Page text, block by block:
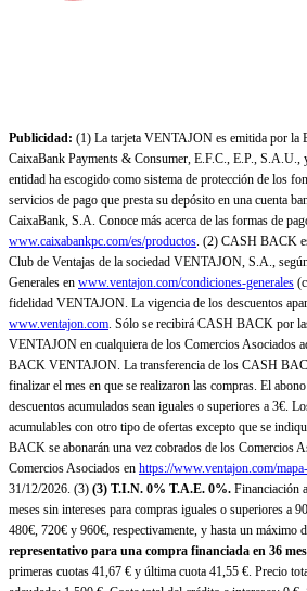
Publicidad: (1) La tarjeta VENTAJON es emitida por la
CaixaBank Payments & Consumer, E.F.C., E.P., S.A.U.,
entidad ha escogido como sistema de protección de los
servicios de pago que presta su depósito en una cuenta
CaixaBank, S.A. Conoce más acerca de las formas de
www.caixabankpc.com/es/productos. (2) CASH BACK
Club de Ventajas de la sociedad VENTAJON, S.A.,
Generales en www.ventajon.com/condiciones-generales
fidelidad VENTAJON. La vigencia de los descuentos
www.ventajon.com. Sólo se recibirá CASH BACK por
VENTAJON en cualquiera de los Comercios Asociados
BACK VENTAJON. La transferencia de los CASH
finalizar el mes en que se realizaron las compras. El
descuentos acumulados sean iguales o superiores a 3€.
acumulables con otro tipo de ofertas excepto que se
BACK se abonarán una vez cobrados de los Comercios
Comercios Asociados en https://www.ventajon.com/
31/12/2026. (3) (3) T.I.N. 0% T.A.E. 0%. Financiación
meses sin intereses para compras iguales o superiores a
480€, 720€ y 960€, respectivamente, y hasta un máximo
representativo para una compra financiada en 36
primeras cuotas 41,67 € y última cuota 41,55 €. Precio